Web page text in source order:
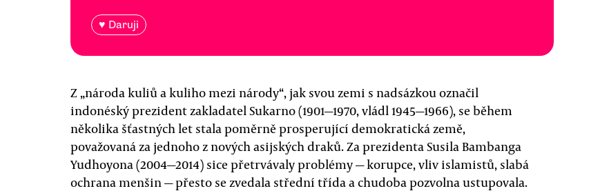
♥ Daruji
Z „národa kuliů a kuliho mezi národy“, jak svou zemi s nadsázkou označil
indonéský prezident zakladatel Sukarno (1901—1970, vládl 1945—1966), se během
několika šťastných let stala poměrně prosperující demokratická země,
považovaná za jednoho z nových asijských draků. Za prezidenta Susila Bambanga
Yudhoyona (2004—2014) sice přetrvávaly problémy — korupce, vliv islamistů, slabá
ochrana menšin — přesto se zvedala střední třída a chudoba pozvolna ustupovala.